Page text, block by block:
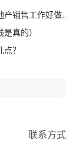
售工作好做吗？
真的）
？
联系方式